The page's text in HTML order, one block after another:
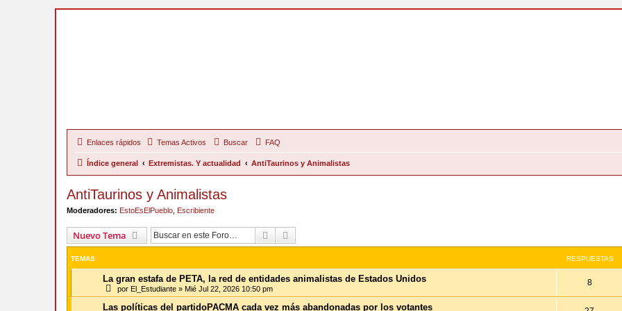
Enlaces rápidos Temas Activos Buscar FAQ
Índice general Extremistas. Y actualidad AntiTaurinos y Animalistas
AntiTaurinos y Animalistas
Moderadores: EstoEsElPueblo Escribiente
Nuevo Tema Buscar
TEMAS RESPUESTAS
La gran estafa de PETA, la red de entidades animalistas de Estados Unidos
por El_Estudiante » Mié Jul 22, 2026 10:50 pm
8
Las políticas del partidoPACMA cada vez más abandonadas por los votantes